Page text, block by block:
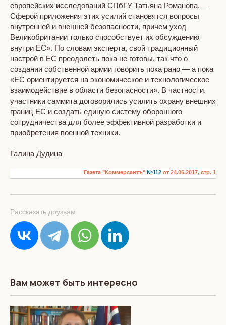
европейских исследований СПбГУ Татьяна Романова.—
Сферой приложения этих усилий становятся вопросы
внутренней и внешней безопасности, причем уход
Великобритании только способствует их обсуждению
внутри ЕС». По словам эксперта, свой традиционный
настрой в ЕС преодолеть пока не готовы, так что о
создании собственной армии говорить пока рано — а пока
«ЕС ориентируется на экономическое и технологическое
взаимодействие в области безопасности». В частности,
участники саммита договорились усилить охрану внешних
границ ЕС и создать единую систему оборонного
сотрудничества для более эффективной разработки и
приобретения военной техники.
Галина Дудина
Газета "Коммерсантъ" №112 от 24.06.2017, стр. 1
Рассказать друзьям
Вам может быть интересно